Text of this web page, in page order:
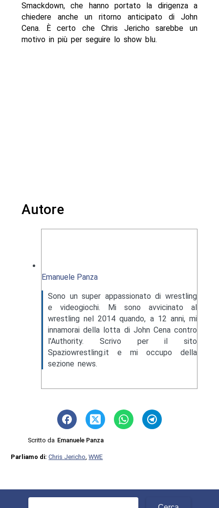
Smackdown, che hanno portato la dirigenza a
chiedere anche un ritorno anticipato di John
Cena. È certo che Chris Jericho sarebbe un
motivo in più per seguire lo show blu.
Autore
Emanuele Panza
Sono un super appassionato di wrestling
e videogiochi. Mi sono avvicinato al
wrestling nel 2014 quando, a 12 anni, mi
innamorai della lotta di John Cena contro
l'Authority. Scrivo per il sito
Spaziowrestling.it e mi occupo della
sezione news.
Scritto da Emanuele Panza
Parliamo di:Chris Jericho,WWE
Ricerca